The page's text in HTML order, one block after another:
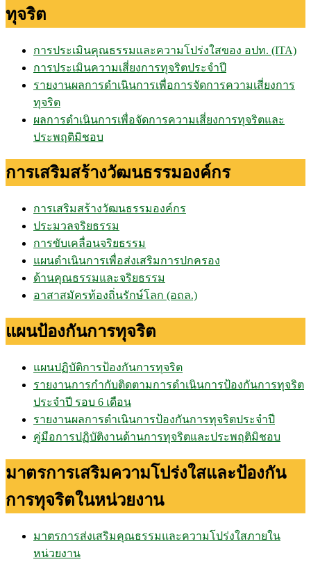
ทุจริต
การประเมินคุณธรรมและความโปร่งใสของ อปท. (ITA)
การประเมินความเสี่ยงการทุจริตประจำปี
รายงานผลการดำเนินการเพื่อการจัดการความเสี่ยงการ
ทุจริต
ผลการดำเนินการเพื่อจัดการความเสี่ยงการทุจริตและ
ประพฤติมิชอบ
การเสริมสร้างวัฒนธรรมองค์กร
การเสริมสร้างวัฒนธรรมองค์กร
ประมวลจริยธรรม
การขับเคลื่อนจริยธรรม
แผนดำเนินการเพื่อส่งเสริมการปกครอง
ด้านคุณธรรมและจริยธรรม
อาสาสมัครท้องถิ่นรักษ์โลก (อถล.)
แผนป้องกันการทุจริต
แผนปฏิบัติการป้องกันการทุจริต
รายงานการกำกับติดตามการดำเนินการป้องกันการทุจริต
ประจำปี รอบ 6 เดือน
รายงานผลการดำเนินการป้องกันการทุจริตประจำปี
คู่มือการปฏิบัติงานด้านการทุจริตและประพฤติมิชอบ
มาตรการเสริมความโปร่งใสและป้องกัน
การทุจริตในหน่วยงาน
มาตรการส่งเสริมคุณธรรมและความโปร่งใสภายใน
หน่วยงาน